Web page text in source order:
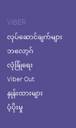
VIBER
လုပ်ဆောင်ချက်များ
ဘလော့ဂ်
လုံခြုံရေး
Viber Out
နှုန်းထားများ
ပံ့ပိုးမှု